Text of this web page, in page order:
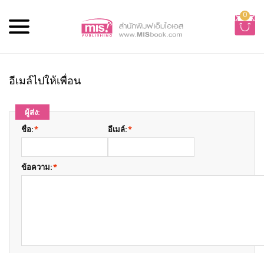
0
อีเมล์ไปให้เพื่อน
ผู้ส่ง:
*
ชื่อ: *
อีเมล์:
*
ข้อความ: